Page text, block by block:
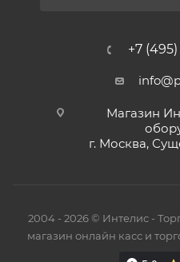
+7 (495)
Магазин
г. Москва,
2004 - 2026 © Интелис -
магазин онлайн касс и